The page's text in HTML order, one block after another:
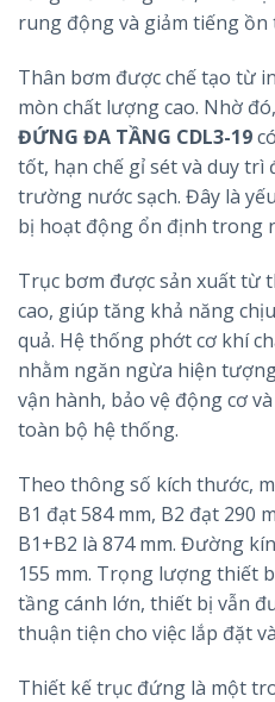
rung động và giảm tiếng
Thân bơm được chế tạo từ
mòn chất lượng cao. Nhờ đó,
ĐỨNG ĐA TẦNG CDL3-19
tốt, hạn chế gỉ sét và duy trì
trường nước sạch. Đây là
bị hoạt động ổn định trong
Trục bơm được sản xuất từ
cao, giúp tăng khả năng
quả. Hệ thống phớt cơ khí
nhằm ngăn ngừa hiện
vận hành, bảo vệ động cơ
toàn bộ hệ thống.
Theo thông số kích thước,
B1 đạt 584 mm, B2 đạt 290
B1+B2 là 874 mm. Đường
155 mm. Trọng lượng thiết
tầng cánh lớn, thiết bị vẫn
thuận tiện cho việc lắp đặt
Thiết kế trục đứng là một